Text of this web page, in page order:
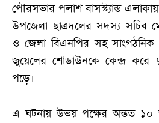
পৌরসভার পলাশ বাসস্ট্যান্ড
উপজেলা ছাত্রদলের সদস্য সচিব
ও জেলা বিএনপির সহ
জুয়েলের শোডাউনকে কেন্দ্র করে
পড়ে।
এ ঘটনায় উভয় পক্ষের অন্তত ১০